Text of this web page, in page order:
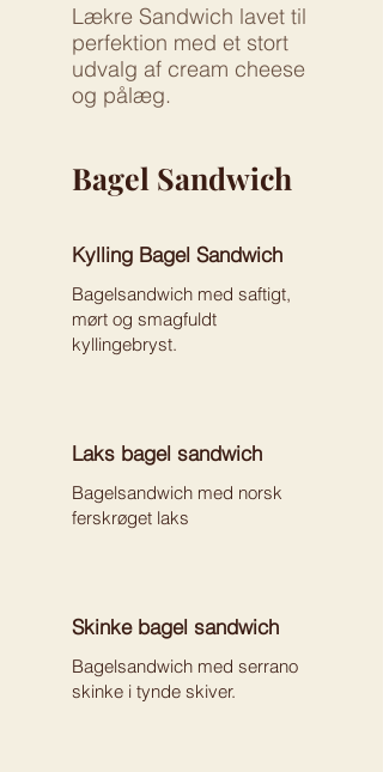
Lækre Sandwich lavet til
perfektion med et stort
udvalg af cream cheese
og pålæg.
Bagel Sandwich
Kylling Bagel Sandwich
Bagelsandwich med saftigt,
mørt og smagfuldt
kyllingebryst.
Laks bagel sandwich
Bagelsandwich med norsk
ferskrøget laks
Skinke bagel sandwich
Bagelsandwich med serrano
skinke i tynde skiver.